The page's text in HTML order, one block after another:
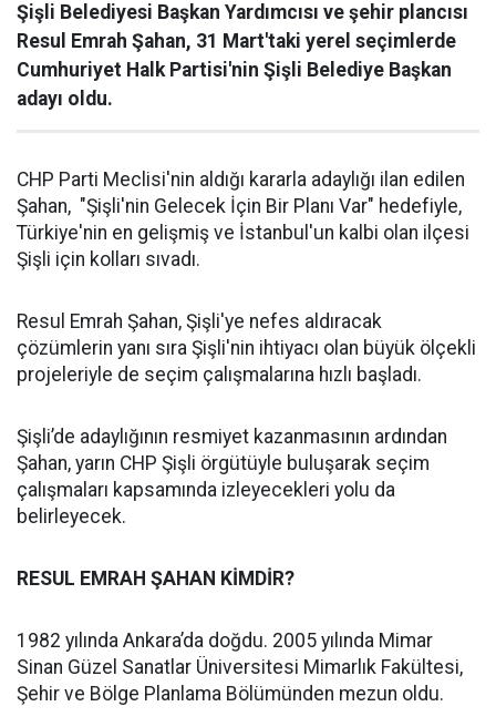
Şişli Belediyesi Başkan Yardımcısı ve şehir plancısı
Resul Emrah Şahan, 31 Mart'taki yerel seçimlerde
Cumhuriyet Halk Partisi'nin Şişli Belediye Başkan
adayı oldu.
CHP Parti Meclisi'nin aldığı kararla adaylığı ilan edilen
Şahan, "Şişli'nin Gelecek İçin Bir Planı Var" hedefiyle,
Türkiye'nin en gelişmiş ve İstanbul'un kalbi olan ilçesi
Şişli için kolları sıvadı.
Resul Emrah Şahan, Şişli'ye nefes aldıracak
çözümlerin yanı sıra Şişli'nin ihtiyacı olan büyük ölçekli
projeleriyle de seçim çalışmalarına hızlı başladı.
Şişli’de adaylığının resmiyet kazanmasının ardından
Şahan, yarın CHP Şişli örgütüyle buluşarak seçim
çalışmaları kapsamında izleyecekleri yolu da
belirleyecek.
RESUL EMRAH ŞAHAN KİMDİR?
1982 yılında Ankara’da doğdu. 2005 yılında Mimar
Sinan Güzel Sanatlar Üniversitesi Mimarlık Fakültesi,
Şehir ve Bölge Planlama Bölümünden mezun oldu.